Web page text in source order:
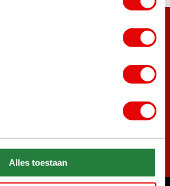
Alles toestaan
Kunden haben sich bereits
an und verpasse nie wieder